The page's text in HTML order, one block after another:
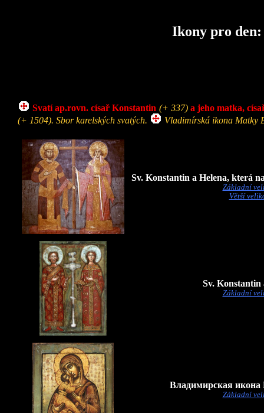
Ikony pro
Svatí ap.rovn. císař Konstantin (+ 337) a jeho matka,
(+ 1504). Sbor karelských svatých.
Vladimírská ikona Matky
Sv. Konstantin a Helena, která
Základní
Větší
Sv. Konstantin
Základní
Владимирская
Základní